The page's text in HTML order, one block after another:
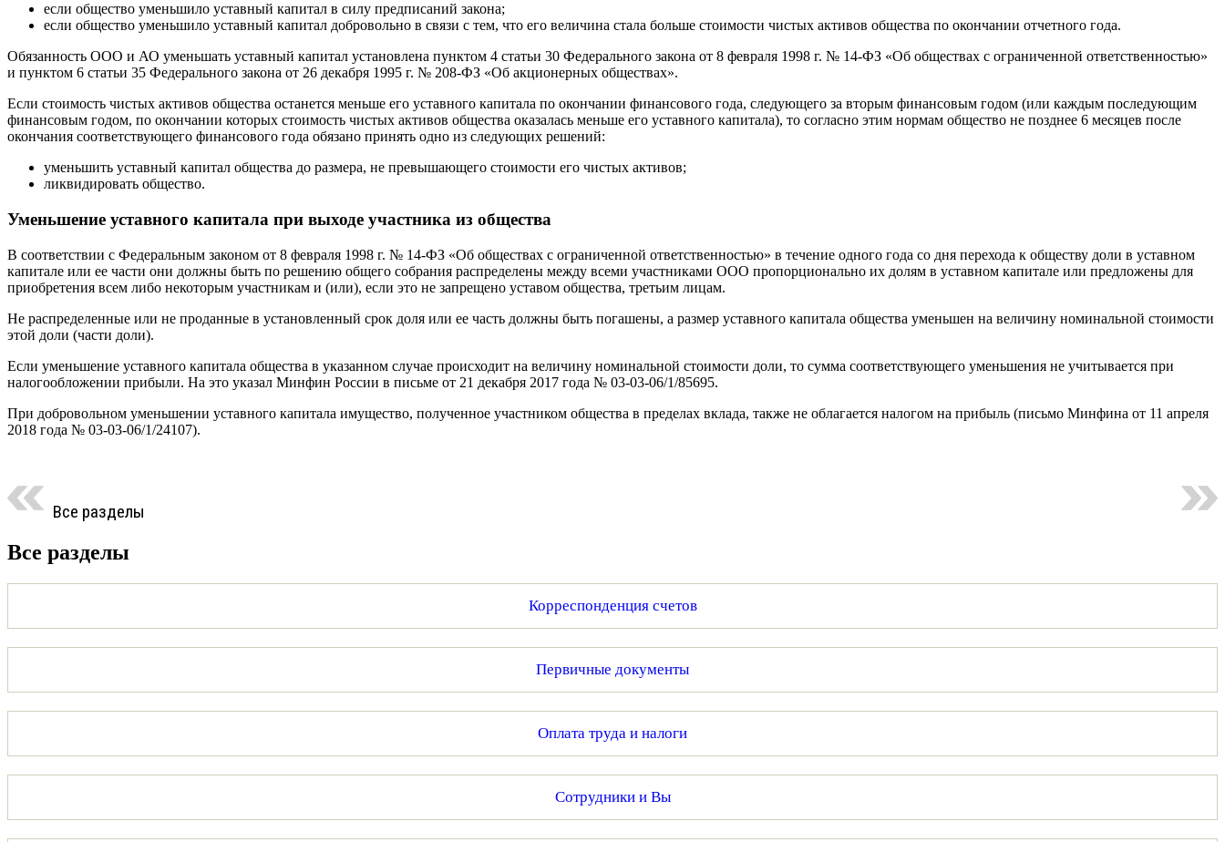
если общество уменьшило уставный капитал в силу предписаний закона;
если общество уменьшило уставный капитал добровольно в связи с тем, что его величина стала больше стоимости чистых активов общества по окончании отчетного года.
Обязанность ООО и АО уменьшать уставный капитал установлена пунктом 4 статьи 30 Федерального закона от 8 февраля 1998 г. № 14-ФЗ «Об обществах с ограниченной ответственностью»
и пунктом 6 статьи 35 Федерального закона от 26 декабря 1995 г. № 208-ФЗ «Об акционерных обществах».
Если стоимость чистых активов общества останется меньше его уставного капитала по окончании финансового года, следующего за вторым финансовым годом (или каждым последующим
финансовым годом, по окончании которых стоимость чистых активов общества оказалась меньше его уставного капитала), то согласно этим нормам общество не позднее 6 месяцев после
окончания соответствующего финансового года обязано принять одно из следующих решений:
уменьшить уставный капитал общества до размера, не превышающего стоимости его чистых активов;
ликвидировать общество.
Уменьшение уставного капитала при выходе участника из общества
В соответствии с Федеральным законом от 8 февраля 1998 г. № 14-ФЗ «Об обществах с ограниченной ответственностью» в течение одного года со дня перехода к обществу доли в уставном
капитале или ее части они должны быть по решению общего собрания распределены между всеми участниками ООО пропорционально их долям в уставном капитале или предложены для
приобретения всем либо некоторым участникам и (или), если это не запрещено уставом общества, третьим лицам.
Не распределенные или не проданные в установленный срок доля или ее часть должны быть погашены, а размер уставного капитала общества уменьшен на величину номинальной стоимости
этой доли (части доли).
Если уменьшение уставного капитала общества в указанном случае происходит на величину номинальной стоимости доли, то сумма соответствующего уменьшения не учитывается при
налогообложении прибыли. На это указал Минфин России в письме от 21 декабря 2017 года № 03-03-06/1/85695.
При добровольном уменьшении уставного капитала имущество, полученное участником общества в пределах вклада, также не облагается налогом на прибыль (письмо Минфина от 11 апреля
2018 года № 03-03-06/1/24107).
Все разделы
Все разделы
Корреспонденция счетов
Первичные документы
Оплата труда и налоги
Сотрудники и Вы